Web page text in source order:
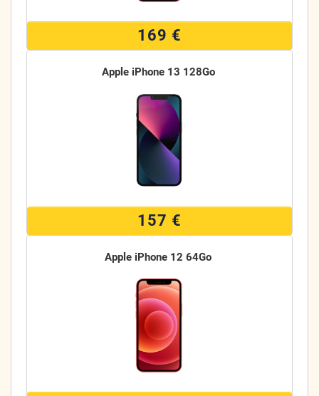
169 €
Apple iPhone 13 128Go
157 €
Apple iPhone 12 64Go